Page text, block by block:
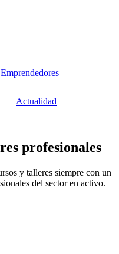
Emprendedores
Actualidad
profesionales
y talleres siempre con un
del sector en activo.